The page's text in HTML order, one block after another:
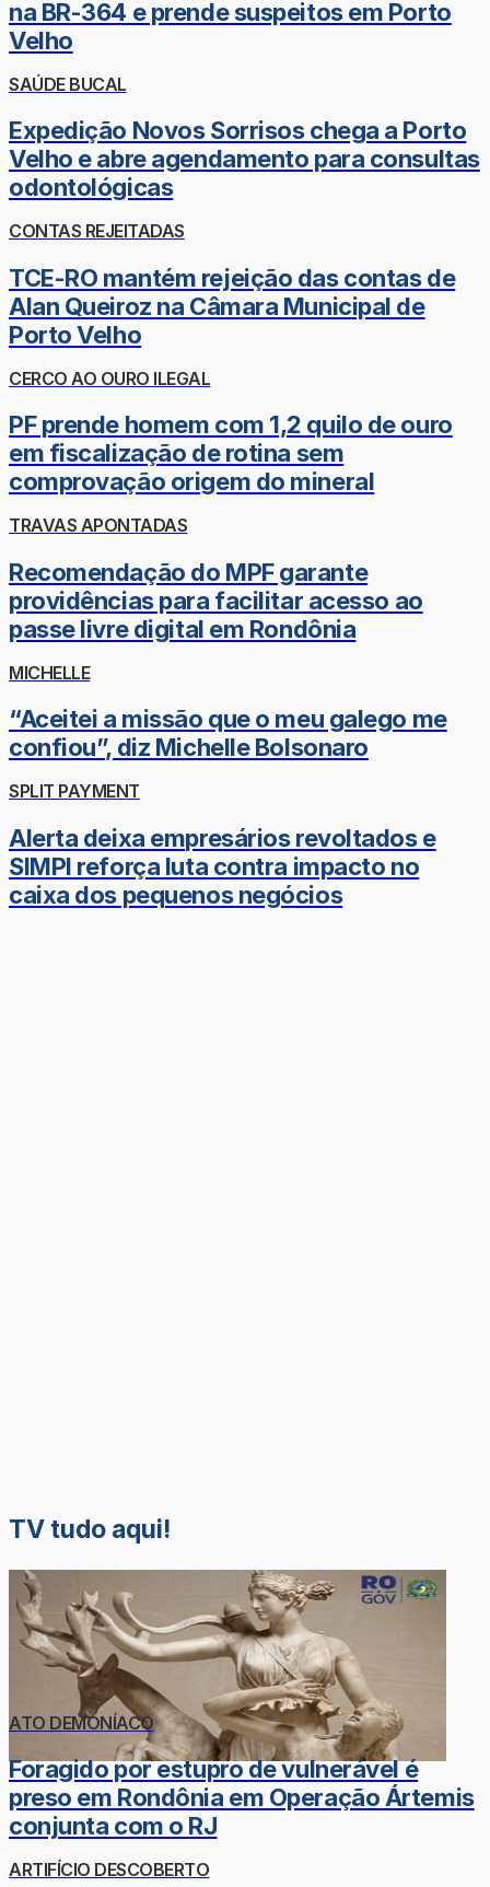
na BR-364 e prende suspeitos em Porto
Velho
SAÚDE BUCAL
Expedição Novos Sorrisos chega a Porto
Velho e abre agendamento para consultas
odontológicas
CONTAS REJEITADAS
TCE-RO mantém rejeição das contas de
Alan Queiroz na Câmara Municipal de
Porto Velho
CERCO AO OURO ILEGAL
PF prende homem com 1,2 quilo de ouro
em fiscalização de rotina sem
comprovação origem do mineral
TRAVAS APONTADAS
Recomendação do MPF garante
providências para facilitar acesso ao
passe livre digital em Rondônia
MICHELLE
“Aceitei a missão que o meu galego me
confiou”, diz Michelle Bolsonaro
SPLIT PAYMENT
Alerta deixa empresários revoltados e
SIMPI reforça luta contra impacto no
caixa dos pequenos negócios
TV tudo aqui!
ATO DEMONÍACO
Foragido por estupro de vulnerável é
preso em Rondônia em Operação Ártemis
conjunta com o RJ
ARTIFÍCIO DESCOBERTO